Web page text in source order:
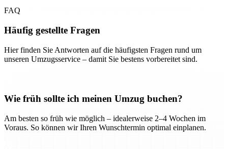
FAQ
Häufig gestellte Fragen
Hier finden Sie Antworten auf die häufigsten Fragen rund um
unseren Umzugsservice – damit Sie bestens vorbereitet sind.
Wie früh sollte ich meinen Umzug buchen?
Am besten so früh wie möglich – idealerweise 2–4 Wochen im
Voraus. So können wir Ihren Wunschtermin optimal einplanen.